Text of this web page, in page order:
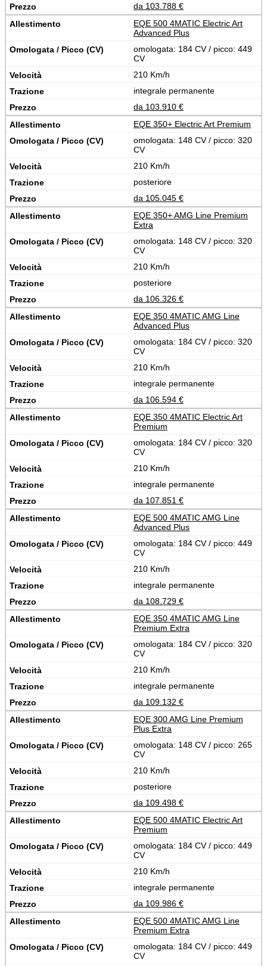
da 103.788 €
EQE 500 4MATIC Electric Art
Advanced Plus
omologata: 184 CV / picco: 449
CV
210 Km/h
integrale permanente
da 103.910 €
EQE 350+ Electric Art Premium
omologata: 148 CV / picco: 320
CV
210 Km/h
posteriore
da 105.045 €
EQE 350+ AMG Line Premium
Extra
omologata: 148 CV / picco: 320
CV
210 Km/h
posteriore
da 106.326 €
EQE 350 4MATIC AMG Line
Advanced Plus
omologata: 184 CV / picco: 320
CV
210 Km/h
integrale permanente
da 106.594 €
EQE 350 4MATIC Electric Art
Premium
omologata: 184 CV / picco: 320
CV
210 Km/h
integrale permanente
da 107.851 €
EQE 500 4MATIC AMG Line
Advanced Plus
omologata: 184 CV / picco: 449
CV
210 Km/h
integrale permanente
da 108.729 €
EQE 350 4MATIC AMG Line
Premium Extra
omologata: 184 CV / picco: 320
CV
210 Km/h
integrale permanente
da 109.132 €
EQE 300 AMG Line Premium
Plus Extra
omologata: 148 CV / picco: 265
CV
210 Km/h
posteriore
da 109.498 €
EQE 500 4MATIC Electric Art
Premium
omologata: 184 CV / picco: 449
CV
210 Km/h
integrale permanente
da 109.986 €
EQE 500 4MATIC AMG Line
Premium Extra
omologata: 184 CV / picco: 449
CV